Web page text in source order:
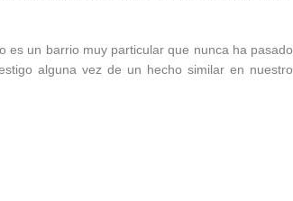
es un barrio muy particular que nunca ha pasado
alguna vez de un hecho similar en nuestro